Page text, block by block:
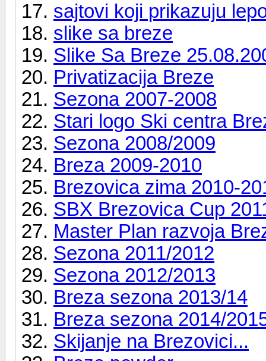
sajtovi koji prikazuju
slike sa breze
Slike Sa Breze
Privatizacija Breze
Sezona 2007-2008
Stari logo Ski centra
Sezona 2008/2009
Breza 2009-2010
Brezovica zima 2010-
SBX Brezovica Cup
Master Plan razvoja
Sezona 2011/2012
Sezona 2012/2013
Breza sezona 2013/14
Breza sezona 2014/
Skijanje na Brezovici...